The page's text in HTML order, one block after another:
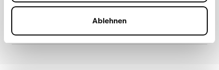
Ablehnen
FacebookLinkedIn